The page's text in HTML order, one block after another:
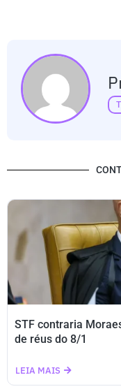
STF contraria
de réus do 8/1
LEIA MAIS